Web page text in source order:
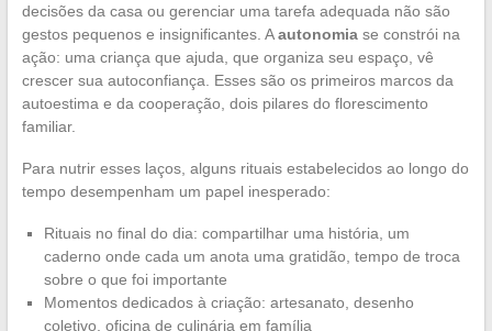
decisões da casa ou gerenciar uma tarefa adequada não são
gestos pequenos e insignificantes. Aautonomiase constrói na
ação: uma criança que ajuda, que organiza seu espaço, vê
crescer sua autoconfiança. Esses são os primeiros marcos da
autoestima e da cooperação, dois pilares do florescimento
familiar.
Para nutrir esses laços, alguns rituais estabelecidos ao longo do
tempo desempenham um papel inesperado:
Rituais no final do dia: compartilhar uma história, um
caderno onde cada um anota uma gratidão, tempo de troca
sobre o que foi importante
Momentos dedicados à criação: artesanato, desenho
coletivo, oficina de culinária em família